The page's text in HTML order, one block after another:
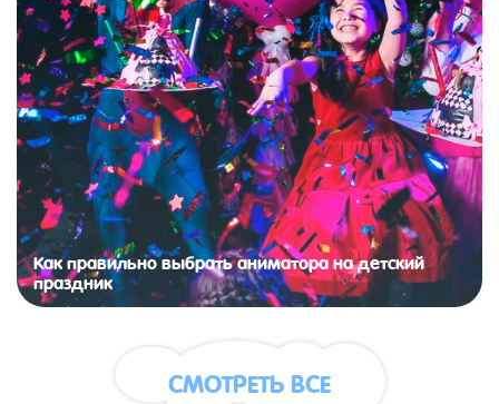
Как правильно выбрать аниматора на детский
праздник
СМОТРЕТЬ ВСЕ